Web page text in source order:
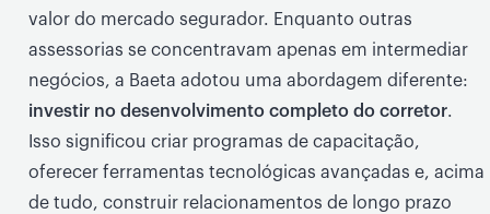
valor do mercado segurador. Enquanto outras
assessorias se concentravam apenas em intermediar
negócios, a Baeta adotou uma abordagem diferente:
investir no desenvolvimento completo do corretor.
Isso significou criar programas de capacitação,
oferecer ferramentas tecnológicas avançadas e, acima
de tudo, construir relacionamentos de longo prazo